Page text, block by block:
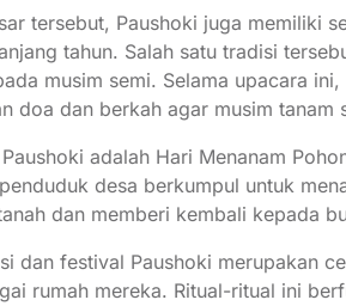
tersebut, Paushoki juga memiliki
tahun. Salah satu tradisi
musim semi. Selama upacara
doa dan berkah agar musim tanam
adalah Hari Menanam
desa berkumpul untuk
dan memberi kembali kepada
dan festival Paushoki merupakan
rumah mereka. Ritual-ritual ini